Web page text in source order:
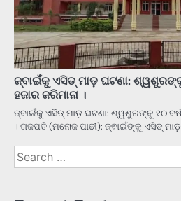
ଜ୍ବାଇଁକୁ ଏସିଡ୍ ମାଡ଼ ଘଟଣା:
ହଜାର ଜରିମାନା ।
ଜ୍ବାଇଁକୁ ଏସିଡ୍ ମାଡ଼ ଘଟଣା: ଶ୍ୱଶୁରଙ୍କୁ ୧୦
। ଗଜପତି (ମନୋଜ ପାଢୀ): ଜ୍ଵାଇଁଙ୍କୁ ଏସିଡ୍
Search
for: